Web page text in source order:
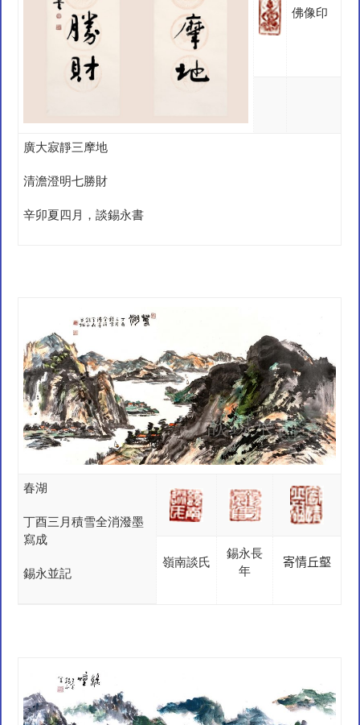
佛像印
廣大寂靜三摩地
清澹澄明七勝財
辛卯夏四月，談錫永書
春湖
丁酉三月積雪全消潑墨
寫成
錫永並記
嶺南談氏
錫永長
年
寄情丘壑